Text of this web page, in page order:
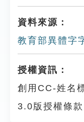
資料來源：
教育部異體字
授權資訊：
創用CC-姓名
3.0版授權條款